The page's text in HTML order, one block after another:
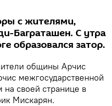
с жителями,
Баграташен. С утра
образовался затор.
общины Арчис
межгосударственной
своей странице в
Мискарян.